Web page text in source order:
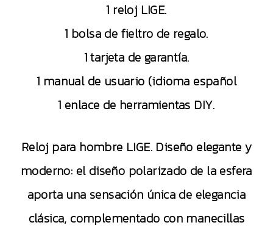
1 reloj LIGE.
1 bolsa de fieltro de regalo.
1 tarjeta de garantía.
1 manual de usuario (idioma español
1 enlace de herramientas DIY.
Reloj para hombre LIGE. Diseño elegante y
moderno: el diseño polarizado de la esfera
aporta una sensación única de elegancia
clásica, complementado con manecillas